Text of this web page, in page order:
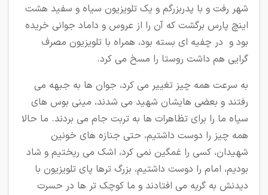
شهر رفت و با پدربزرگم و یک تلویزیون سیاه و سفید هشت
اینچ پارس برگشت که آن را از عروس و داماد جوانی خریده
بود و در چفیه ای بسته بود، همراه با تلویزیون مصرف
گرایی هم داشت روستا را مسخ می کرد.
به سرعت همه چیز تغییر می کرد، جوان ها به جبهه می
رفتند و بعضی هایشان شهید می شدند، مینی بوس های
سپاه ما را برای تظاهرات ها به تربت جام می بردند. ما حالا
همه چیز را دوست داشتیم، حتی جنازه های خونین
شهیدان، کسی را غمگین نمی کرد، اشک می ریختیم و شاد
بودیم، امام را دوست داشتیم، بزرگ ترها پای تلویزیون با
دیدنش به گریه می افتادند و ما کوچک تر ها در حسرت